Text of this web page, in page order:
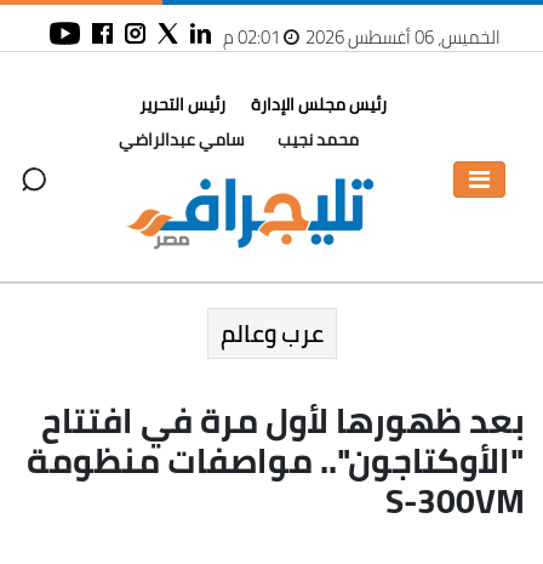
الخميس، 06 أغسطس 2026
رئيس مجلس الإدارة
محمد نجيب
رئيس التحرير
سامي عبدالراضي
عرب وعالم
بعد ظهورها لأول مرة في افتتاح
"الأوكتاجون".. مواصفات منظومة
S-300VM